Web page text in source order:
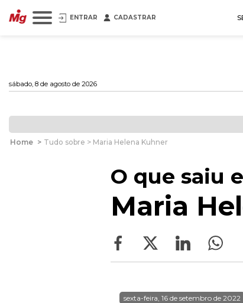
ENTRAR CADASTRAR
sábado, 8 de agosto de 2026
Home > Tudo sobre > Maria Helena Kuhner
O que saiu
Maria
sexta-feira, 16 de setembro de 2022